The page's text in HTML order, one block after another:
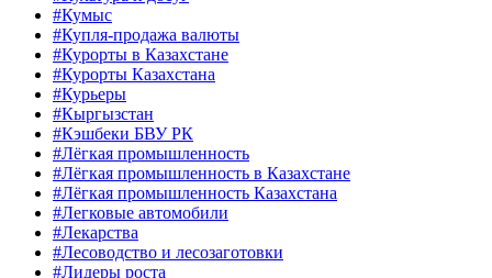
#Кумыс
#Купля-продажа валюты
#Курорты в Казахстане
#Курорты Казахстана
#Курьеры
#Кыргызстан
#Кэшбеки БВУ РК
#Лёгкая промышленность
#Лёгкая промышленность в Казахстане
#Лёгкая промышленность Казахстана
#Легковые автомобили
#Лекарства
#Лесоводство и лесозаготовки
#Лидеры роста